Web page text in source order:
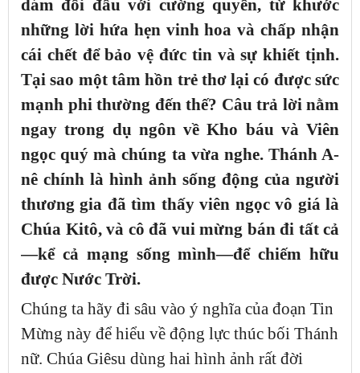
dám đối đầu với cường quyền, từ khước
những lời hứa hẹn vinh hoa và chấp nhận
cái chết để bảo vệ đức tin và sự khiết tịnh.
Tại sao một tâm hồn trẻ thơ lại có được sức
mạnh phi thường đến thế? Câu trả lời nằm
ngay trong dụ ngôn về Kho báu và Viên
ngọc quý mà chúng ta vừa nghe. Thánh A-
nê chính là hình ảnh sống động của người
thương gia đã tìm thấy viên ngọc vô giá là
Chúa Kitô, và cô đã vui mừng bán đi tất cả
—kể cả mạng sống mình—để chiếm hữu
được Nước Trời.
Chúng ta hãy đi sâu vào ý nghĩa của đoạn Tin
Mừng này để hiểu về động lực thúc bối Thánh
nữ. Chúa Giêsu dùng hai hình ảnh rất đời